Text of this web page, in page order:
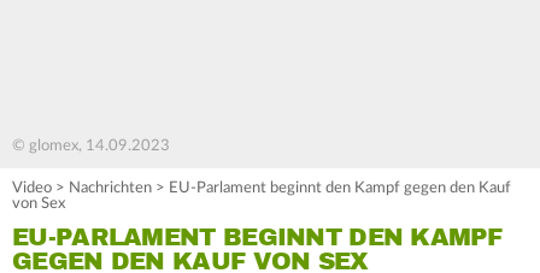
© glomex, 14.09.2023
Video > Nachrichten > EU-Parlament beginnt den Kampf gegen den Kauf
von Sex
EU-PARLAMENT BEGINNT DEN KAMPF
GEGEN DEN KAUF VON SEX